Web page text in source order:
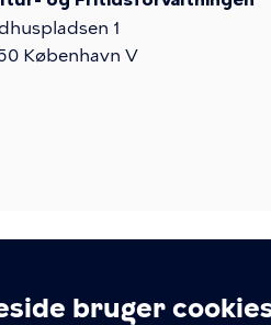
bruger
1
København V